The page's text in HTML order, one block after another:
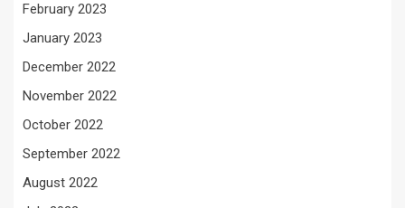
February 2023
January 2023
December 2022
November 2022
October 2022
September 2022
August 2022